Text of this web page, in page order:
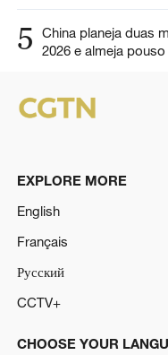
5
China planeja duas
2026 e almeja
EXPLORE MORE
English
Français
Русский
CCTV+
CHOOSE YOUR